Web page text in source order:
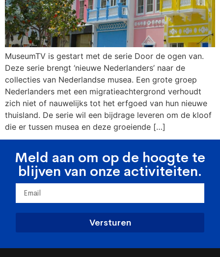
MuseumTV is gestart met de serie Door de ogen van.
Deze serie brengt ‘nieuwe Nederlanders’ naar de
collecties van Nederlandse musea. Een grote groep
Nederlanders met een migratieachtergrond verhoudt
zich niet of nauwelijks tot het erfgoed van hun nieuwe
thuisland. De serie wil een bijdrage leveren om de kloof
die er tussen musea en deze groeiende […]
Meld aan om op de hoogte te
blijven van onze activiteiten.
Versturen